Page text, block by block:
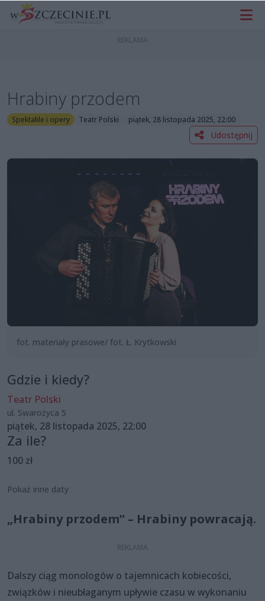
Hrabiny przodem
Spektakle i opery Teatr Polski piątek, 28 listopada 2025, 22:00
Udostępnij
fot. materiały prasowe/ fot. Ł. Krytkowski
Gdzie i kiedy?
Teatr Polski
ul. Swarożyca 5
piątek, 28 listopada 2025, 22:00
Za ile?
100 zł
Pokaż inne daty
„Hrabiny przodem” – Hrabiny powracają.
Dalszy ciąg monologów o tajemnicach kobiecości,
związków i nieubłaganym upływie czasu w wykonaniu